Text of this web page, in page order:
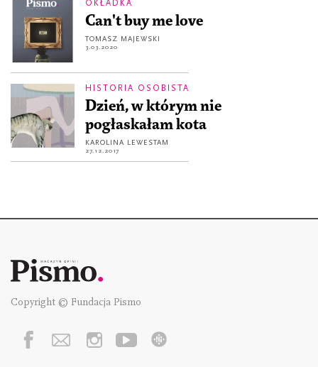
OKŁADKA
Can't buy me love
TOMASZ MAJEWSKI
3.03.2020
HISTORIA OSOBISTA
Dzień, w którym nie
pogłaskałam kota
KAROLINA LEWESTAM
27.12.2017
Copyright © Fundacja Pismo